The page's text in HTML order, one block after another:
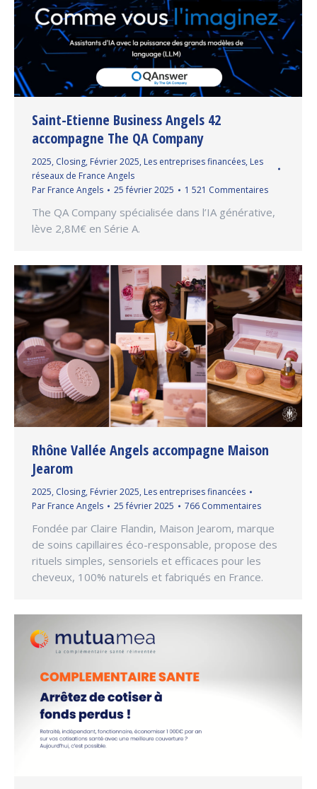
Saint-Etienne Business Angels 42
accompagne The QA Company
2025, Closing, Février 2025, Les entreprises financées, Les
réseaux de France Angels
Par France Angels 25 février 2025 1 521 Commentaires
The QA Company spécialisée dans l’IA générative,
lève 2,8M€ en Série A.
Rhône Vallée Angels accompagne Maison
Jearom
2025, Closing, Février 2025, Les entreprises financées
Par France Angels 25 février 2025 766 Commentaires
Fondée par Claire Flandin, Maison Jearom, marque
de soins capillaires éco-responsable, propose des
rituels simples, sensoriels et efficaces pour les
cheveux, 100% naturels et fabriqués en France.